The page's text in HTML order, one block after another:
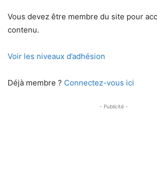
Vous devez être membre du site pour
contenu.
Voir les niveaux d’adhésion
Déjà membre ? Connectez-vous ici
- Publicité -